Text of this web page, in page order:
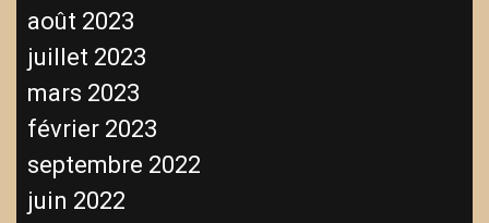
août 2023
juillet 2023
mars 2023
février 2023
septembre 2022
juin 2022